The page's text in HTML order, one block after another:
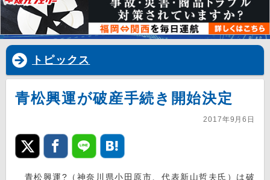
トピックス
青松興運が破産手続き開始決定
2017年9月6日
青松興運?（神奈川県小田原市、代表新山哲夫氏）は破